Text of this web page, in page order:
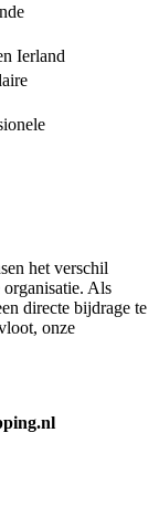
Ierland
het verschil
Als
directe bijdrage te
onze